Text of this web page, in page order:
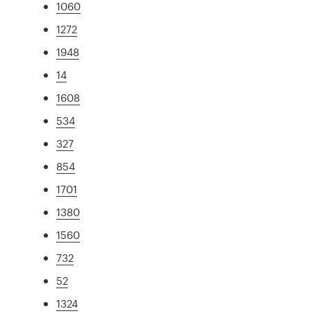
1060
1272
1948
14
1608
534
327
854
1701
1380
1560
732
52
1324